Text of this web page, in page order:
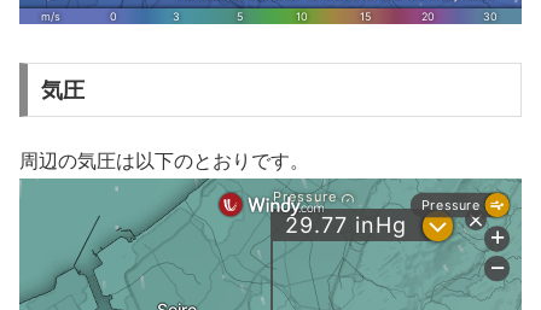
気圧
周辺の気圧は以下のとおりです。